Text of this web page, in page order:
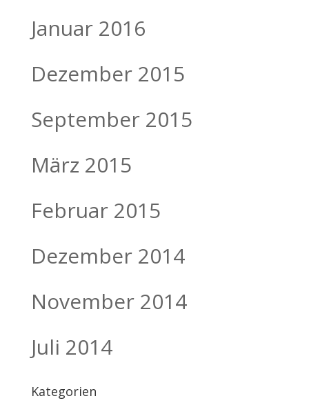
Januar 2016
Dezember 2015
September 2015
März 2015
Februar 2015
Dezember 2014
November 2014
Juli 2014
Kategorien